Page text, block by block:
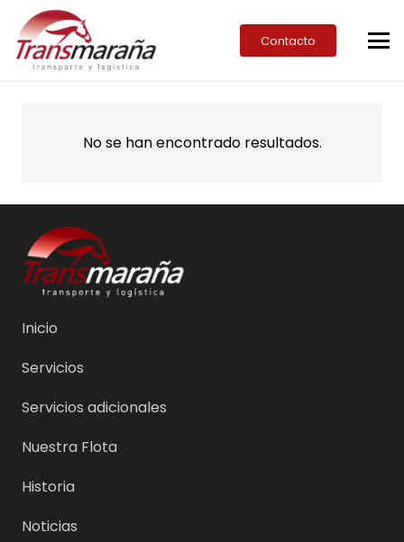
Contacto
No se han encontrado resultados.
Inicio
Servicios
Servicios adicionales
Nuestra Flota
Historia
Noticias